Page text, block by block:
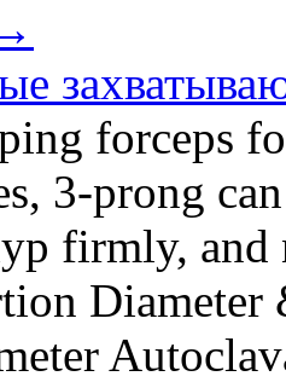
forceps
3-prong
firmly,